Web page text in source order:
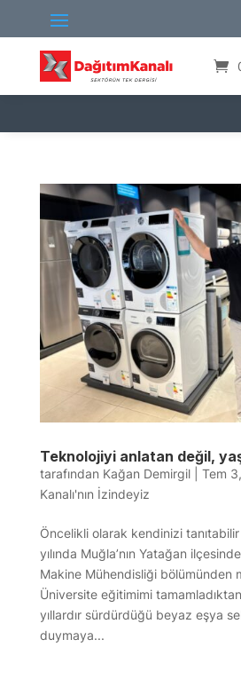
Teknolojiyi anlatan değil,
tarafından Kağan Demirgil| Tem
Kanalı'nın İzindeyiz
Öncelikli olarak kendinizi
yılında Muğla’nın Yatağan
Makine Mühendisliği bölümünden
Üniversite eğitimimi
yıllardır sürdürdüğü beyaz eşya
duymaya...